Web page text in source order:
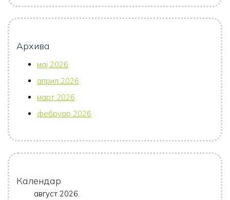
Архива
мај 2026
април 2026
март 2026
фебруар 2026
Календар
август 2026.